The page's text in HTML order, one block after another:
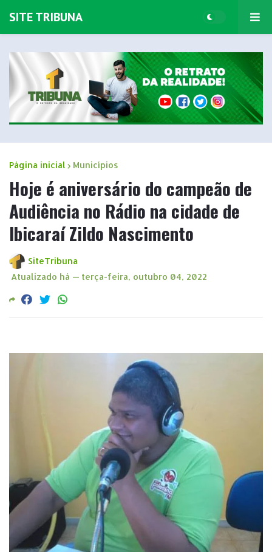
SITE TRIBUNA
Página inicial Municípios
Hoje é aniversário do campeão de
Audiência no Rádio na cidade de
Ibicaraí Zildo Nascimento
SiteTribuna
Atualizado há — terça-feira, outubro 04, 2022